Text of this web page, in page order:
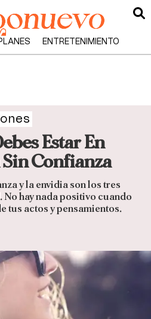
ENTRETENIMIENTO
Estar En
Confianza
y la envidia son los tres
hay nada positivo cuando
tus actos y pensamientos.